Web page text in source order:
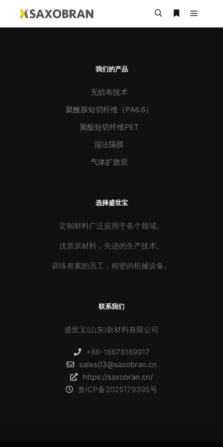
搜索 更多信息主菜单
我们的产品
无纺布技术
聚酰胺短切纤维（PA6.6）
聚酯短切纤维PET
湿法隔膜
气体扩散层
选择盛世宝
定制材料广泛应用于各个领域。
优质原材料，先进的生产技术。
训练有素的员工，精密的机械设备。
联系我们
盛世宝(山东)新材料有限公司
+86-18678169917
sales03@saxobran.cn
https://saxobran.cn/
鲁ICP备2025179395号